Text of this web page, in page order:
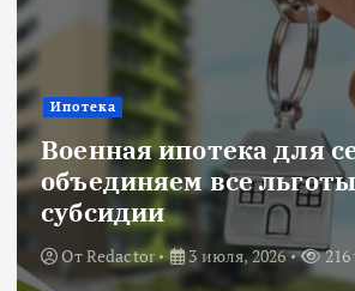
Ипотека
Военная ипотека для
объединяем все
субсидии
ОтRedactor 3 июля, 2026 216